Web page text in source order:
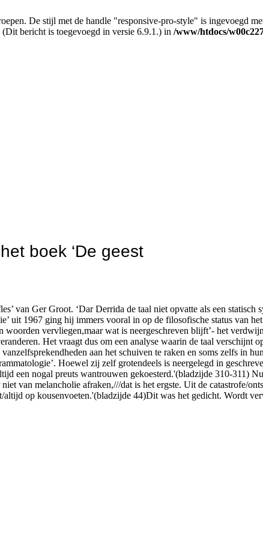
De stijl met de handle "responsive-pro-style" is ingevoegd
bericht is toegevoegd in versie 6.9.1.) in /www/htdocs/
boek ‘De geest
van Ger Groot. ‘Dar Derrida de taal niet opvatte als een
uit 1967 ging hij immers vooral in op de filosofische status van
woorden vervliegen,maar wat is neergeschreven blijft’- het
Het vraagt dus om een analyse waarin de taal
aan het schuiven te raken en soms zelfs in
Hoewel zij zelf grotendeels is neergelegd in
een nogal preuts wantrouwen gekoesterd.'(bladzijde 310-311)
van melancholie afraken,///dat is het ergste. Uit de catastrofe/
op kousenvoeten.'(bladzijde 44)Dit was het gedicht. Wordt